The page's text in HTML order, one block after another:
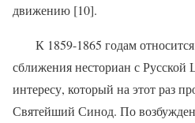
движению [10].
К 1859-1865 годам
сближения несториан с Русской
интересу, который на этот раз
Святейший Синод. По